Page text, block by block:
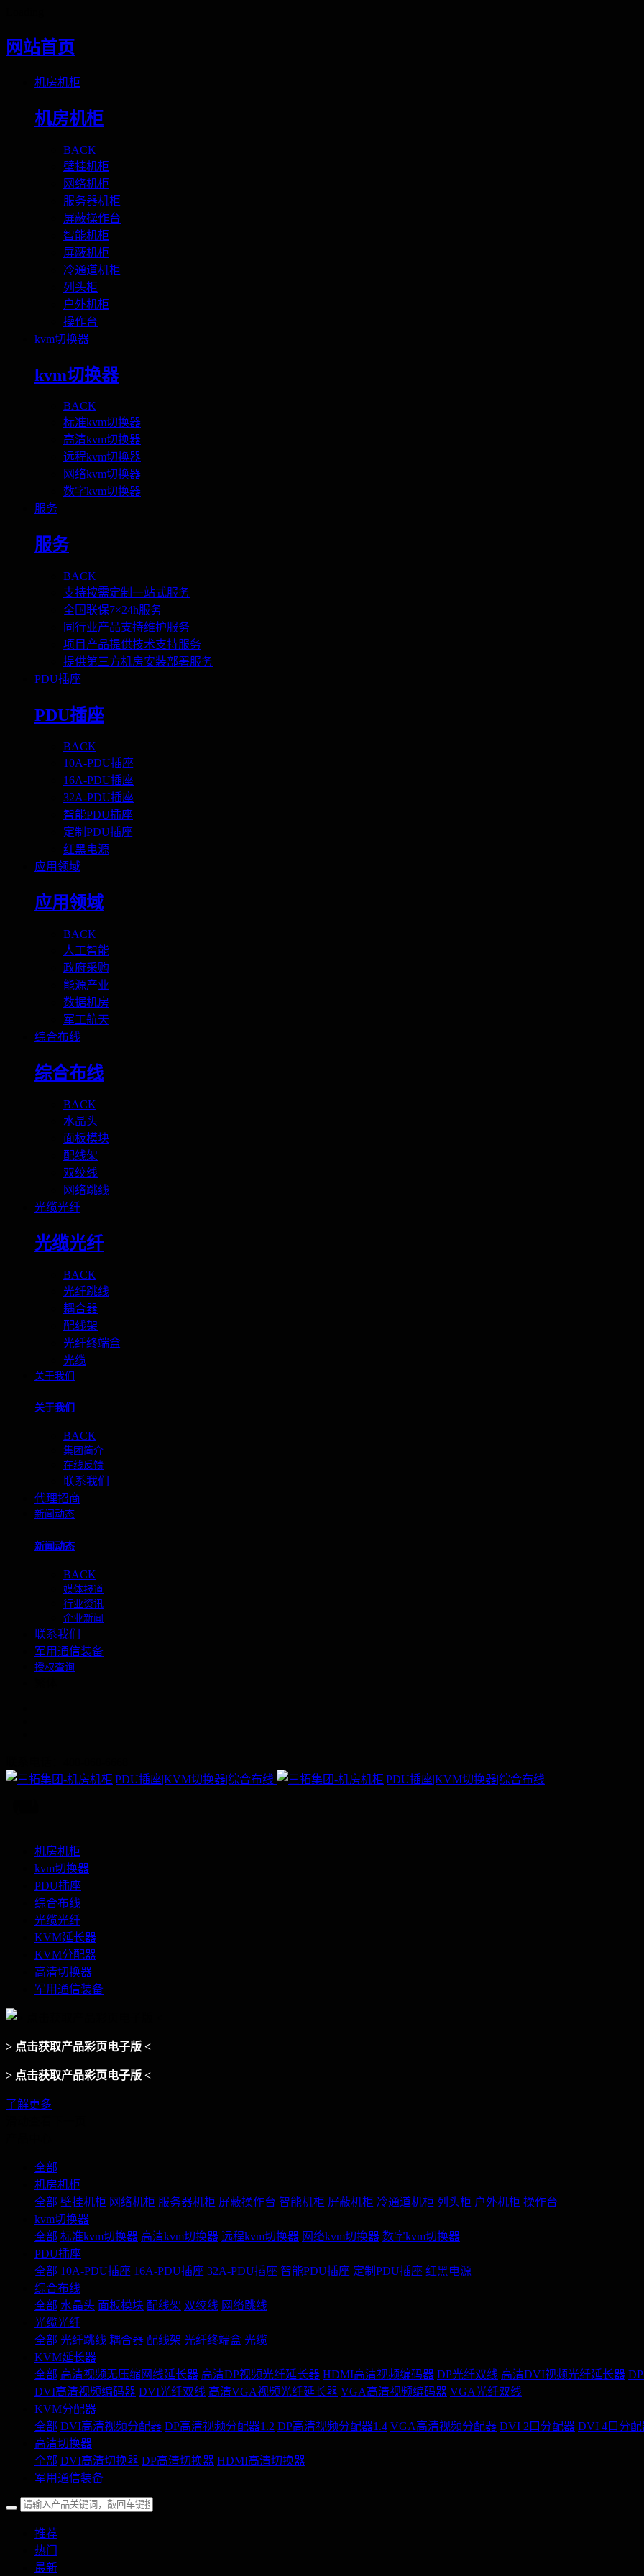
网站首页
机房机柜
机房机柜
BACK
壁挂机柜
网络机柜
服务器机柜
屏蔽操作台
智能机柜
屏蔽机柜
冷通道机柜
列头柜
户外机柜
操作台
kvm切换器
kvm切换器
BACK
标准kvm切换器
高清kvm切换器
远程kvm切换器
网络kvm切换器
数字kvm切换器
服务
服务
BACK
支持按需定制一站式服务
全国联保7×24h服务
同行业产品支持维护服务
项目产品提供技术支持服务
提供第三方机房安装部署服务
PDU插座
PDU插座
BACK
10A-PDU插座
16A-PDU插座
32A-PDU插座
智能PDU插座
定制PDU插座
红黑电源
应用领域
应用领域
BACK
人工智能
政府采购
能源产业
数据机房
军工航天
综合布线
综合布线
BACK
水晶头
面板模块
配线架
双绞线
网络跳线
光缆光纤
光缆光纤
BACK
光纤跳线
耦合器
配线架
光纤终端盒
光缆
关于我们
关于我们
BACK
集团简介
在线反馈
联系我们
代理招商
新闻动态
新闻动态
BACK
媒体报道
行业资讯
企业新闻
联系我们
军用通信装备
授权查询
机房机柜
kvm切换器
PDU插座
综合布线
光缆光纤
KVM延长器
KVM分配器
高清切换器
军用通信装备
> 点击获取产品彩页电子版 <
> 点击获取产品彩页电子版 <
了解更多
全部
机房机柜
全部 壁挂机柜 网络机柜 服务器机柜 屏蔽操作台 智能机柜 屏蔽机柜 冷通道机柜 列头柜 户外机柜 操作台
kvm切换器
全部 标准kvm切换器 高清kvm切换器 远程kvm切换器 网络kvm切换器 数字kvm切换器
PDU插座
全部 10A-PDU插座 16A-PDU插座 32A-PDU插座 智能PDU插座 定制PDU插座 红黑电源
综合布线
全部 水晶头 面板模块 配线架 双绞线 网络跳线
光缆光纤
全部 光纤跳线 耦合器 配线架 光纤终端盒 光缆
KVM延长器
全部 高清视频无压缩网线延长器 高清DP视频光纤延长器 HDMI高清视频编码器 DP光纤双线 高清DVI视频光纤延长器
DVI高清视频编码器 DVI光纤双线 高清VGA视频光纤延长器 VGA高清视频编码器 VGA光纤双线
KVM分配器
全部 DVI高清视频分配器 DP高清视频分配器1.2 DP高清视频分配器1.4 VGA高清视频分配器 DVI 2口分配器 DVI 4口分配
高清切换器
全部 DVI高清切换器 DP高清切换器 HDMI高清切换器
军用通信装备
推荐
热门
最新